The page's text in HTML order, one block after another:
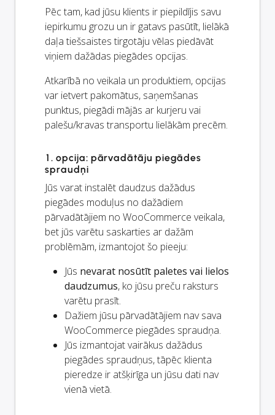
Pēc tam, kad jūsu klients ir piepildījis savu
iepirkumu grozu un ir gatavs pasūtīt, lielākā
daļa tiešsaistes tirgotāju vēlas piedāvāt
viņiem dažādas piegādes opcijas.
Atkarībā no veikala un produktiem, opcijas
var ietvert pakomātus, saņemšanas
punktus, piegādi mājās ar kurjeru vai
palešu/kravas transportu lielākām precēm.
1. opcija: pārvadātāju piegādes
spraudņi
Jūs varat instalēt daudzus dažādus
piegādes moduļus no dažādiem
pārvadātājiem no WooCommerce veikala,
bet jūs varētu saskarties ar dažām
problēmām, izmantojot šo pieeju:
Jūs nevarat nosūtīt paletes vai lielos
daudzumus, ko jūsu preču raksturs
varētu prasīt.
Dažiem jūsu pārvadātājiem nav sava
WooCommerce piegādes spraudņa.
Jūs izmantojat vairākus dažādus
piegādes spraudņus, tāpēc klienta
pieredze ir atšķirīga un jūsu dati nav
vienā vietā.